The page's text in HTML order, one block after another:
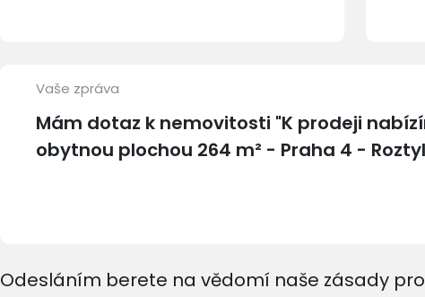
Vaše zpráva
Odesláním berete na vědomí naše zásady pro